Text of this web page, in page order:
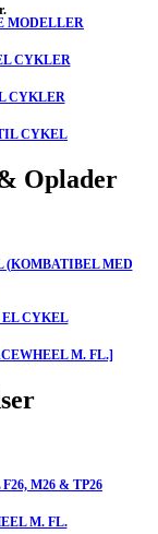
Prisinterval:
3.999,00 kr.
5.290,00 kr.
MODELLER
CYKLER
CYKLER
kr..
CYKEL
Oplader
(KOMBATIBEL MED
CYKEL
M. FL.]
M26 & TP26
M. FL.